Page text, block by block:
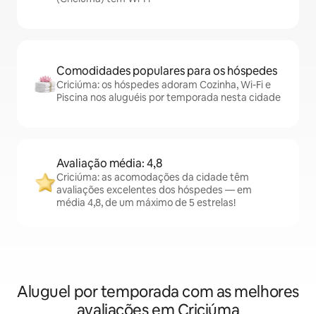
Comodidades populares para os hóspedes
Criciúma: os hóspedes adoram Cozinha, Wi-Fi e
Piscina nos aluguéis por temporada nesta cidade
Avaliação média: 4,8
Criciúma: as acomodações da cidade têm
avaliações excelentes dos hóspedes — em
média 4,8, de um máximo de 5 estrelas!
Aluguel por temporada com as melhores